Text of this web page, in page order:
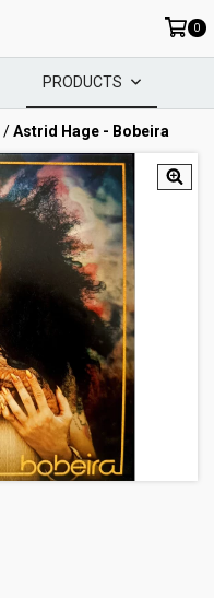
0
PRODUCTS
/Astrid Hage - Bobeira